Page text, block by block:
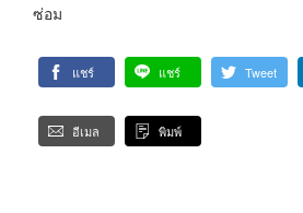
ซ่อม
แชร์ แชร์ Tweet
อีเมล พิมพ์